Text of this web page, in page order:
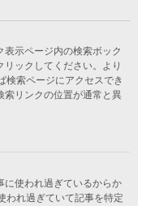
表示ページ内の検索ボック
ックしてください。より
検索ページにアクセスでき
索リンクの位置が通常と異
に使われ過ぎているからか
われ過ぎていて記事を特定